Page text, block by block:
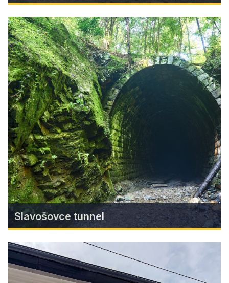
Vodný hrad Štítnik
Historický klenot, ktorý ponúka pohľad do
minulosti.
Find more
Slavošovce tunnel